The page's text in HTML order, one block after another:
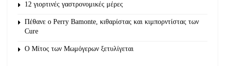
12 γιορτινές γαστρονομικές μέρες
Πέθανε ο Perry Bamonte, κιθαρίστας και κιμπορντίστας των
Cure
O Μίτος των Μωμόγερων ξετυλίγεται